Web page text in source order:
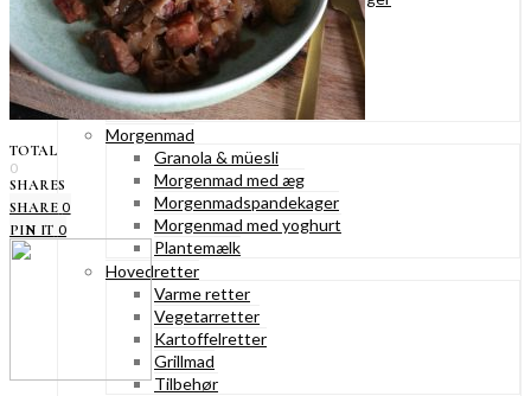
Konditorkager
Marengskager
Småkager & cookies
Vafler & pandekager
Fastelavnsboller
Morgenmad
Granola & müesli
Morgenmad med æg
Morgenmadspandekager
Morgenmad med yoghurt
Plantemælk
Hovedretter
Varme retter
Vegetarretter
Kartoffelretter
Grillmad
Tilbehør
TOTAL
0
SHARES
SHARE 0
PIN IT 0